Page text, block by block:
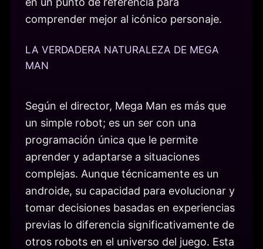
comprender mejor al icónico personaje.
LA VERDADERA NATURALEZA DE MEGA
MAN
Según el director, Mega Man es más que
un simple robot; es un ser con una
programación única que le permite
aprender y adaptarse a situaciones
complejas. Aunque técnicamente es un
androide, su capacidad para evolucionar y
tomar decisiones basadas en experiencias
previas lo diferencia significativamente de
otros robots en el universo del juego. Esta